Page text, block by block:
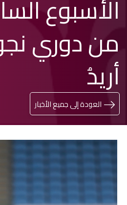
الأسبوع
من دوري
أريدُ
العودة إلى جميع الأخبار